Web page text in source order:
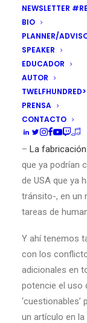
NEWSLETTER
BIO
PLANNER/
SPEAKER
EDUCADOR
AUTOR
TWELFHUNDRED>
PRENSA
CONTACTO
conflictivas en
olvido’, por el
la
afecte, tras un
Unión Europea
perjudican a un
– La
que ya podrían
de USA que ya
tránsito-, en un
tareas de
Y ahí tenemos
con los
adicionales en
potencie el uso
un artículo en